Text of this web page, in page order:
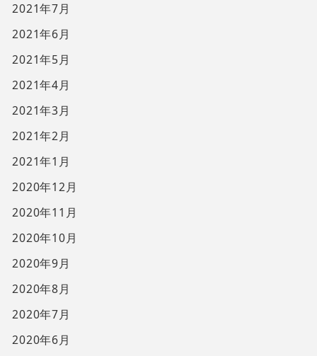
2021年7月
2021年6月
2021年5月
2021年4月
2021年3月
2021年2月
2021年1月
2020年12月
2020年11月
2020年10月
2020年9月
2020年8月
2020年7月
2020年6月